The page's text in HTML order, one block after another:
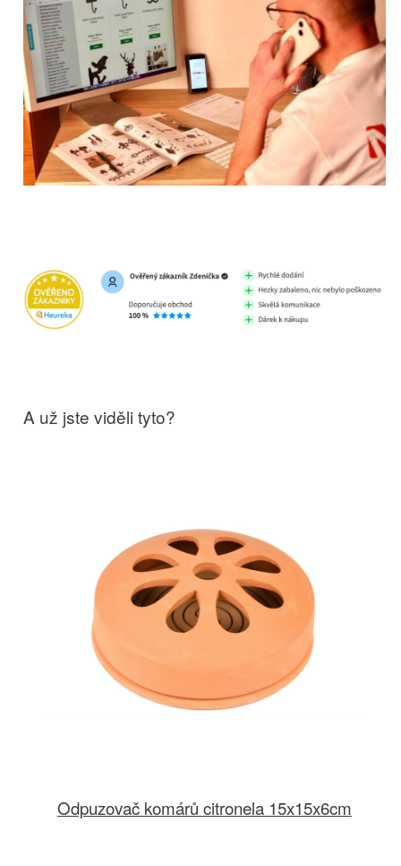
A už jste viděli tyto?
Odpuzovač komárů citronela 15x15x6cm